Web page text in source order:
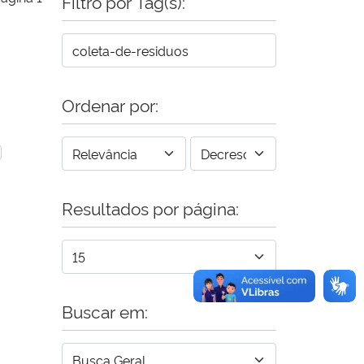
Ordenar por:
Resultados por página:
Buscar em: